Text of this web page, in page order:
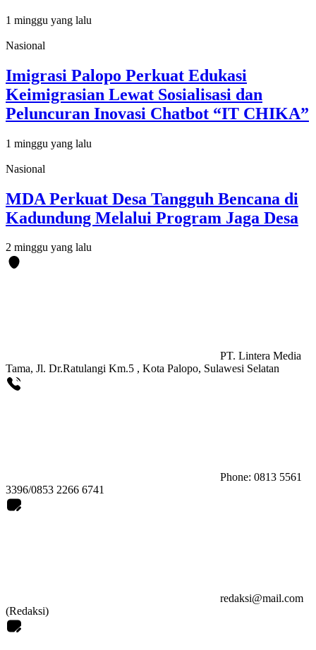
1 minggu yang lalu
Nasional
Imigrasi Palopo Perkuat Edukasi
Keimigrasian Lewat Sosialisasi dan
Peluncuran Inovasi Chatbot “IT CHIKA”
1 minggu yang lalu
Nasional
MDA Perkuat Desa Tangguh Bencana di
Kadundung Melalui Program Jaga Desa
2 minggu yang lalu
PT. Lintera Media
Tama, Jl. Dr.Ratulangi Km.5 , Kota Palopo, Sulawesi Selatan
Phone: 0813 5561
3396/0853 2266 6741
redaksi@mail.com
(Redaksi)